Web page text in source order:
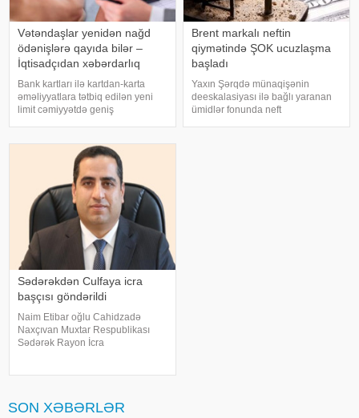
Vətəndaşlar yenidən nağd
ödənişlərə qayıda bilər –
İqtisadçıdan xəbərdarlıq
Bank kartları ilə kartdan-karta
əməliyyatlara tətbiq edilən yeni
limit cəmiyyətdə geniş
qaydalara əsasən, vətəndaşlar
gün ərzində maksimum 5 mədaxil
və 5 köçürmə əməliyyat
Brent markalı neftin
qiymətində ŞOK ucuzlaşma
başladı
Yaxın Şərqdə münaqişənin
deeskalasiyası ilə bağlı yaranan
ümidlər fonunda neft
Sədərəkdən Culfaya icra
başçısı göndərildi
Naim Etibar oğlu Cahidzadə
Naxçıvan Muxtar Respublikası
Sədərək Rayon İcra
Dövlət başçısının digə
SON XƏBƏRLƏR